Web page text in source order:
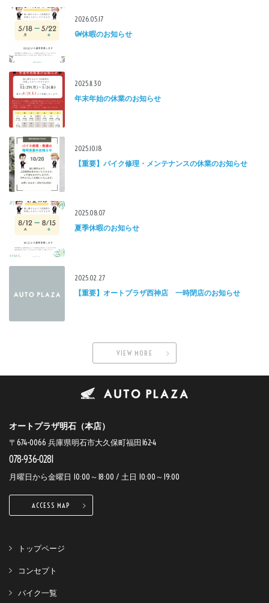
2026.05.17
GW休暇のお知らせ
2025.11.30
年末年始の休業のお知らせ
2025.10.18
【重要】バイク修理・メンテナンスの休業のお知らせ
2025.08.07
夏季休暇のお知らせ
2025.02.27
【重要】オートプラザ西神店 一時閉店のお知らせ
VIEW MORE
オートプラザ明石（本店）
〒674-0066 兵庫県明石市大久保町福田162-4
078-936-0281
月曜日から金曜日 10:00～18:00 / 土日 10:00～19:00
ACCESS MAP
トップページ
コンセプト
バイク一覧